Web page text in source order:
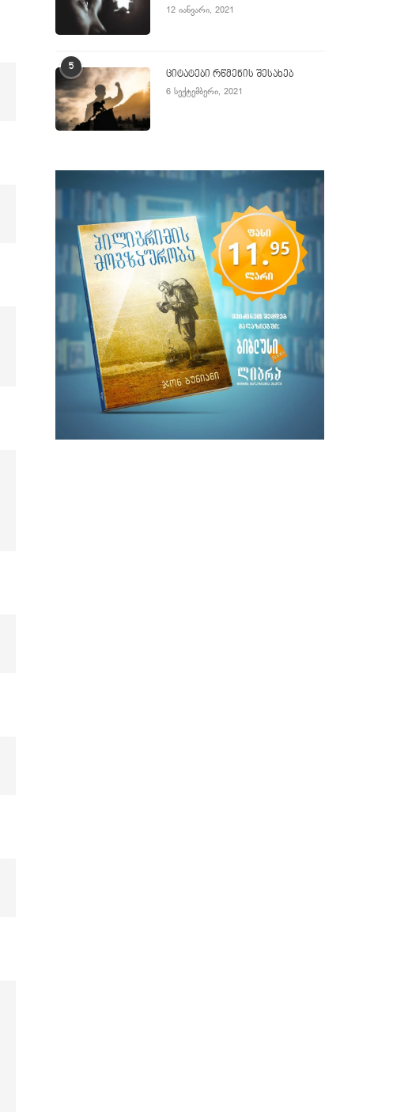
12 იანვარი, 2021
5
ციტატები რწმენის შესახებ
6 სექტემბერი, 2021